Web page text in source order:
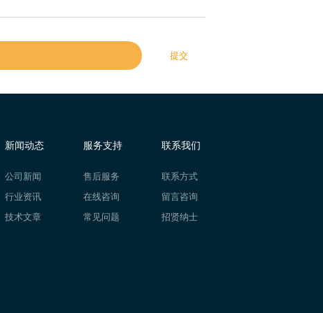
提交
新闻动态
公司新闻
行业资讯
技术文章
服务支持
售后服务
在线咨询
常见问题
联系我们
联系方式
留言咨询
招贤纳士